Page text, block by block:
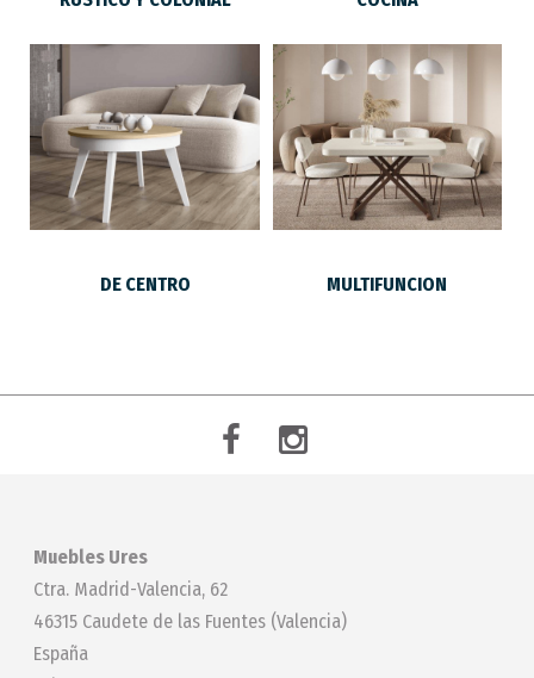
DE CENTRO MULTIFUNCION
Muebles Ures
Ctra. Madrid-Valencia, 62
46315 Caudete de las Fuentes (Valencia)
España